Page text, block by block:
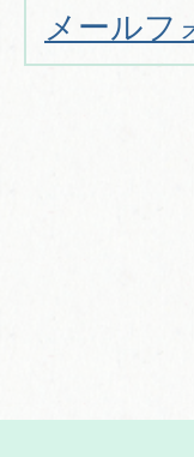
メールフ